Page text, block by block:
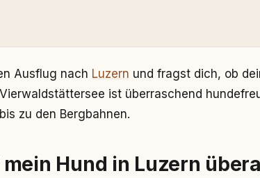
Ausflug nach Luzern und fragst dich, ob
ist überraschend
zu den Bergbahnen.
Hund in Luzern